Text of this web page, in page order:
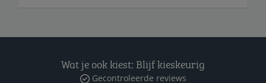
Wat je ook kiest: Blijf kieskeurig
Gecontroleerde reviews